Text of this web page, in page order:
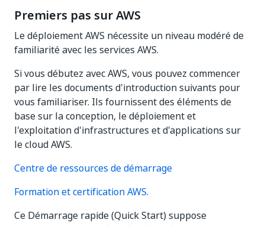
Premiers pas sur AWS
Le déploiement AWS nécessite un niveau modéré de
familiarité avec les services AWS.
Si vous débutez avec AWS, vous pouvez commencer
par lire les documents d'introduction suivants pour
vous familiariser. Ils fournissent des éléments de
base sur la conception, le déploiement et
l'exploitation d'infrastructures et d'applications sur
le cloud AWS.
Centre de ressources de démarrage
Formation et certification AWS.
Ce Démarrage rapide (Quick Start) suppose